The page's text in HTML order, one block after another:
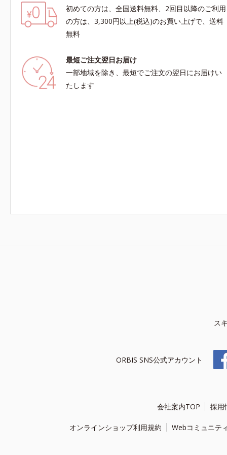
初めての方は、全国送料無料、2回目以降のご利用
の方は、3,300円以上(税込)のお買い上げで、送料
無料
最短ご注文翌日お届け
一部地域を除き、最短でご注文の翌日にお届けい
たします
ス
ORBIS SNS公式アカウント
会社案内TOP 採用
オンラインショップ利用規約 Webコミュニテ